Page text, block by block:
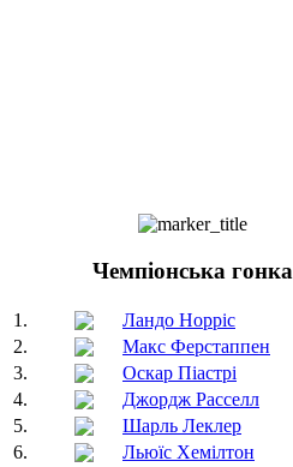
Чемпіонська гонка
1. Ландо Норріс
2.
Макс Ферстаппен
3.
Оскар Піастрі
4.
Джордж Расселл
5.
Шарль Леклер
6.
Льюїс Хемілтон